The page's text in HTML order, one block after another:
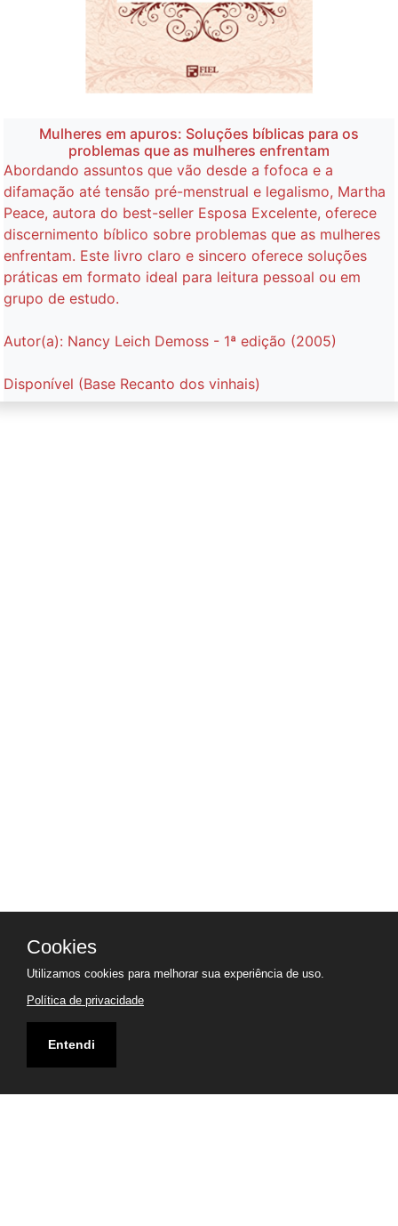
Mulheres em apuros: Soluções bíblicas para os
problemas que as mulheres enfrentam
Abordando assuntos que vão desde a fofoca e a
difamação até tensão pré-menstrual e legalismo, Martha
Peace, autora do best-seller Esposa Excelente, oferece
discernimento bíblico sobre problemas que as mulheres
enfrentam. Este livro claro e sincero oferece soluções
práticas em formato ideal para leitura pessoal ou em
grupo de estudo.
Autor(a): Nancy Leich Demoss - 1ª edição (2005)
Disponível (Base Recanto dos vinhais)
Cookies
Utilizamos cookies para melhorar sua experiência de uso.
Política de privacidade
Entendi